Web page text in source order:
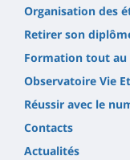
Organisation des
Retirer son
Formation tout au
Observatoire Vie
Réussir avec le
Contacts
Actualités